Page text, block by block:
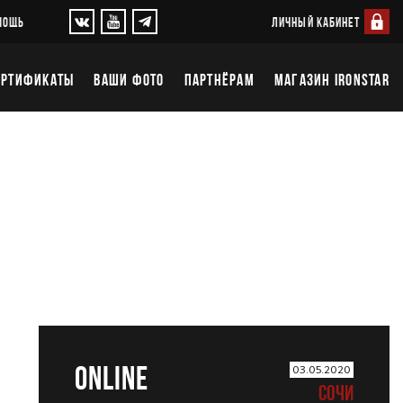
ЛИЧНЫЙ КАБИНЕТ
ВАШИ ФОТО ПАРТНЁРАМ МАГАЗИН IRONSTAR
ONLINE 03.05.2020
СОЧИ